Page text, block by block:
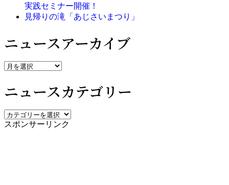
実践セミナー開催！
見帰りの滝「あじさいまつり」
ニュースアーカイブ
ニ
ー
ス
ア
ー
カ
ニュースカテゴリー
ニ
ュ
スポンサーリンク